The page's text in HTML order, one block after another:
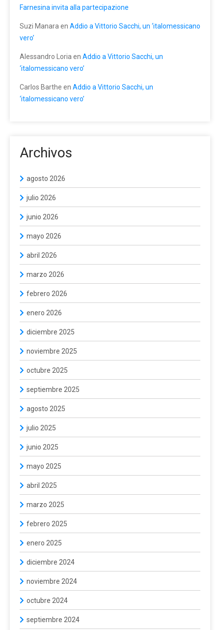
Farnesina invita alla partecipazione
Suzi Manara en Addio a Vittorio Sacchi, un ‘italomessicano
vero’
Alessandro Loria en Addio a Vittorio Sacchi, un
‘italomessicano vero’
Carlos Barthe en Addio a Vittorio Sacchi, un
‘italomessicano vero’
Archivos
agosto 2026
julio 2026
junio 2026
mayo 2026
abril 2026
marzo 2026
febrero 2026
enero 2026
diciembre 2025
noviembre 2025
octubre 2025
septiembre 2025
agosto 2025
julio 2025
junio 2025
mayo 2025
abril 2025
marzo 2025
febrero 2025
enero 2025
diciembre 2024
noviembre 2024
octubre 2024
septiembre 2024